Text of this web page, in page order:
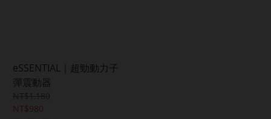
eSSENTIAL｜超勁動力子
彈震動器
NT$980